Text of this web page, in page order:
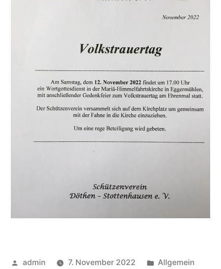
Veröffentlicht
admin 7. November 2022
Veröffentlicht
Allgemein